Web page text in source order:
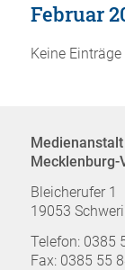
Februar
Keine
Medienanstalt
Bleicherufer 1
19053
Telefon: 0385
Fax: 0385 55